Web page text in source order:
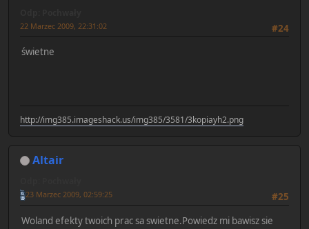
#24
22 Marzec 2009, 22:31:02
świetne
http://img385.imageshack.us/img385/3581/3kopiayh2.png
Altair
#25
23 Marzec 2009, 02:59:25
Woland efekty twoich prac sa swietne.Powiedz mi bawisz sie